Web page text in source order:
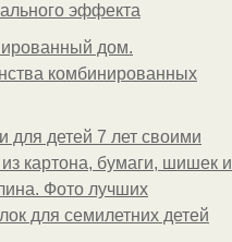
эффекта
дом.
комбинированных
для детей 7 лет своими
картона, бумаги, шишек и
Фото лучших
для семилетних детей